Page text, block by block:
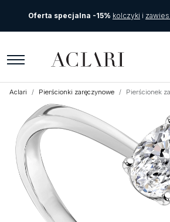
Oferta specjalna -15% kolczyki i
Aclari Pierścionki zaręczynowe Pierścionek